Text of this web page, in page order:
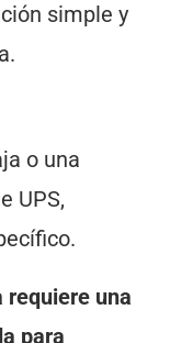
simple y
o una
UPS,
una
para